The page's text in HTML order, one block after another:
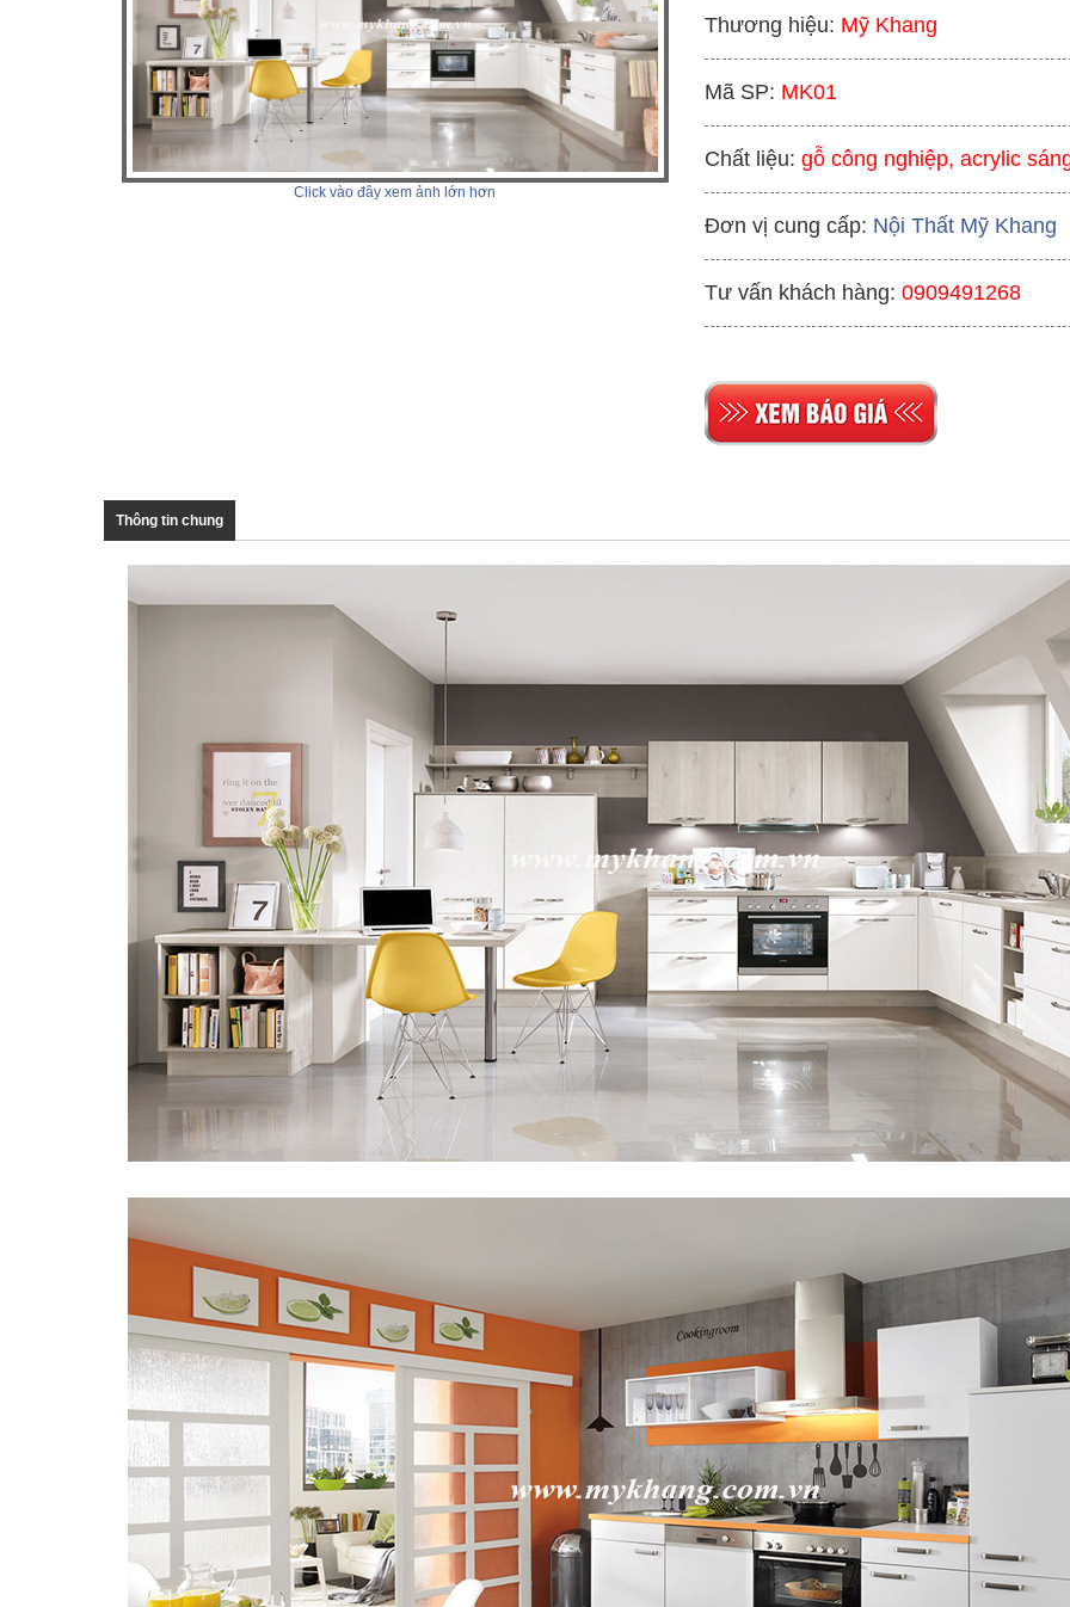
Click vào đây xem ảnh lớn hơn
Thương hiệu: Mỹ Khang
Mã SP: MK01
Chất liệu: gỗ công nghiệp, acrylic
Đơn vị cung cấp: Nội Thất Mỹ Khang
Tư vấn khách hàng: 0909491268
Thông tin chung